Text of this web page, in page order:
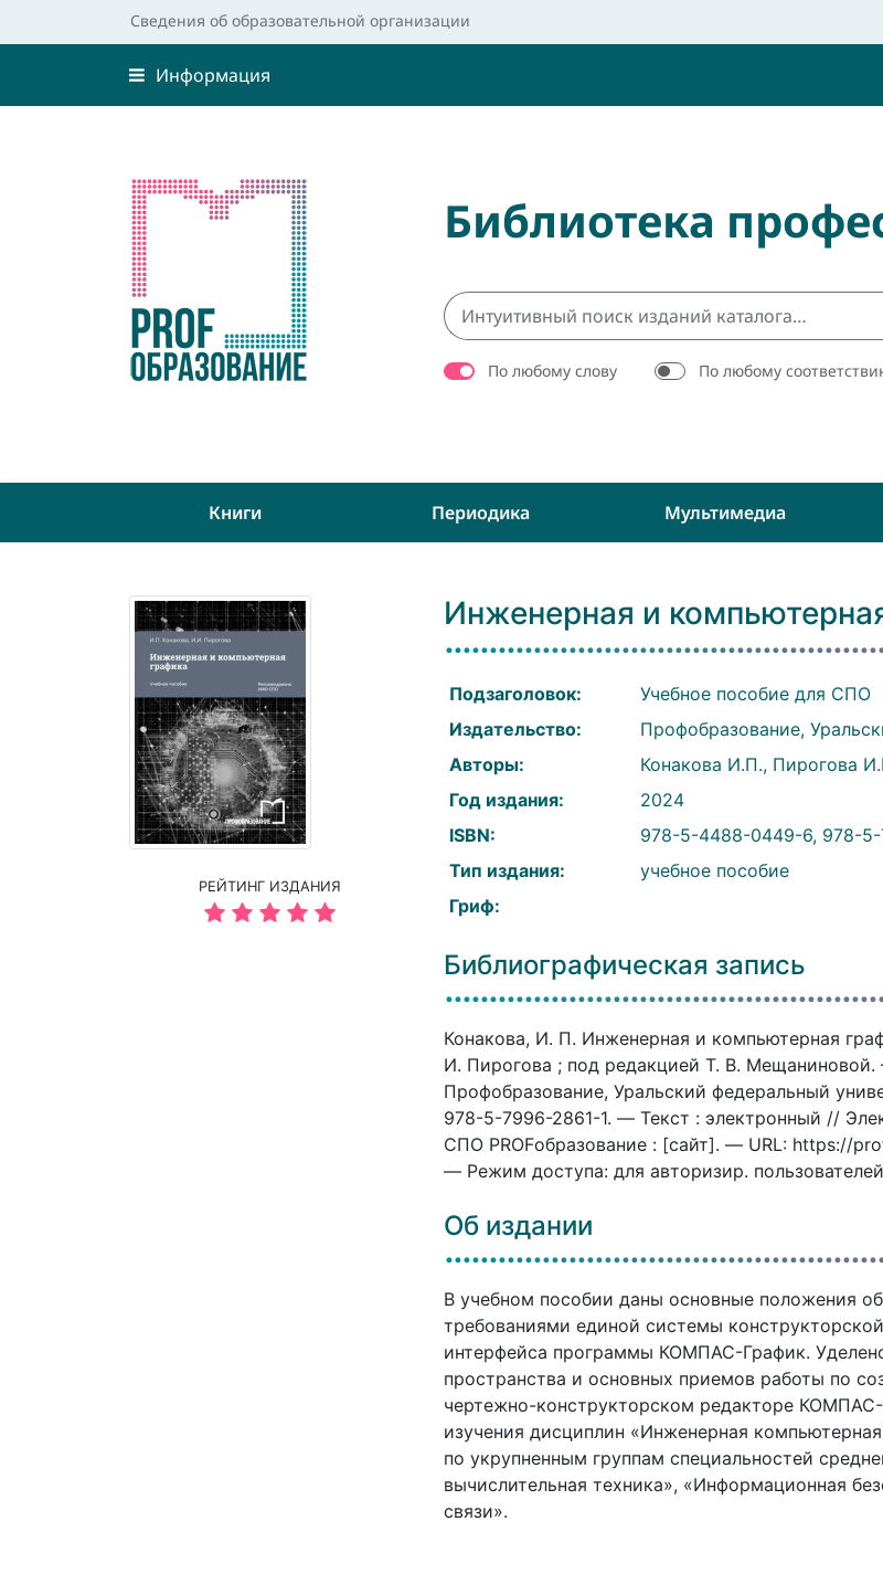
Сведения об образовательной организации
Информация
Библиотека
По любому слову По любому
Книги Периодика Мультимедиа
РЕЙТИНГ ИЗДАНИЯ
Инженерная и
Подзаголовок:
Учебное пособие для СПО
Издательство:
Профобразование,
Авторы:
Конакова И.П., Пирогова
Год издания:
2024
ISBN:
978-5-4488-0449-6, 978-5-
Тип издания:
учебное пособие
Гриф:
Библиографическая запись
Конакова, И. П. Инженерная и компьютерная
И. Пирогова ; под редакцией Т. В.
Профобразование, Уральский федеральный
978-5-7996-2861-1. — Текст : электронный //
СПО PROFобразование : [сайт]. — URL: https://
— Режим доступа: для авторизир. пользователей
Об издании
В учебном пособии даны основные положения
требованиями единой системы
интерфейса программы КОМПАС-График.
пространства и основных приемов работы по
чертежно-конструкторском редакторе КОМПАС-
изучения дисциплин «Инженерная
по укрупненным группам специальностей
вычислительная техника», «Информационная
связи».